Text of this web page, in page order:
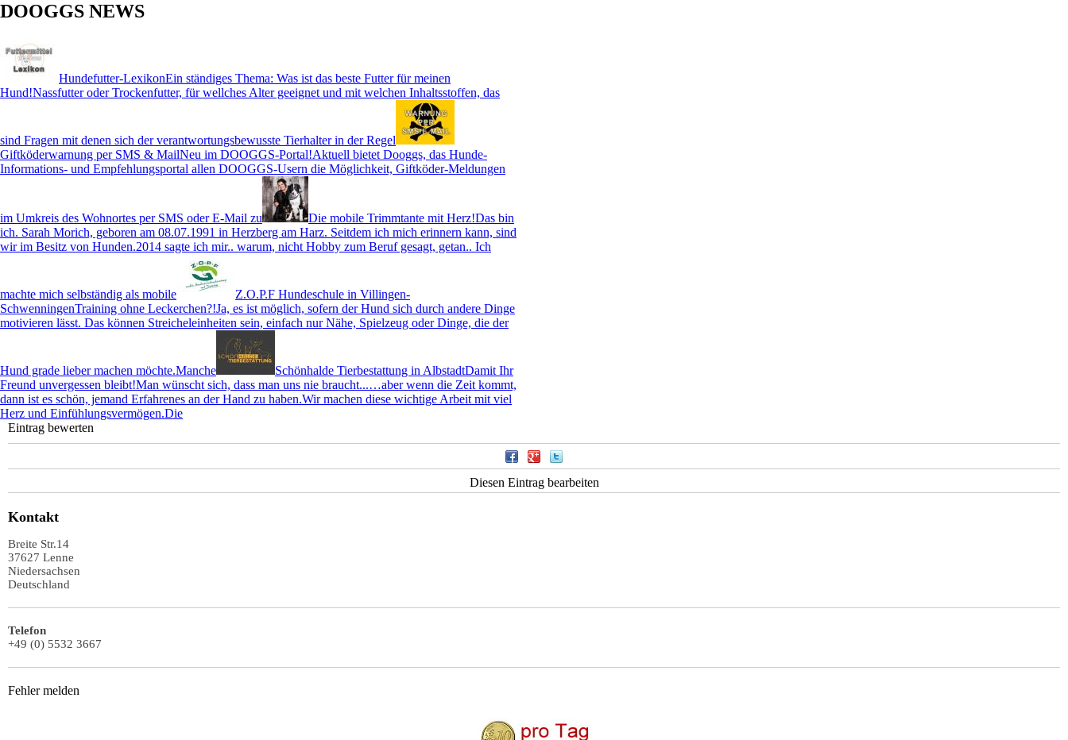
DOOGGS NEWS
Hundefutter-LexikonEin ständiges Thema: Was ist das beste Futter für meinen
Hund!Nassfutter oder Trockenfutter, für wellches Alter geeignet und mit welchen Inhaltsstoffen, das
sind Fragen mit denen sich der verantwortungsbewusste Tierhalter in der Regel
Giftköderwarnung per SMS & MailNeu im DOOGGS-Portal!Aktuell bietet Dooggs, das Hunde-
Informations- und Empfehlungsportal allen DOOGGS-Usern die Möglichkeit, Giftköder-Meldungen
im Umkreis des Wohnortes per SMS oder E-Mail zu Die mobile Trimmtante mit Herz!Das bin
ich. Sarah Morich, geboren am 08.07.1991 in Herzberg am Harz. Seitdem ich mich erinnern kann, sind
wir im Besitz von Hunden.2014 sagte ich mir.. warum, nicht Hobby zum Beruf gesagt, getan.. Ich
machte mich selbständig als mobile
Z.O.P.F Hundeschule in Villingen-
SchwenningenTraining ohne Leckerchen?!Ja, es ist möglich, sofern der Hund sich durch andere Dinge
motivieren lässt. Das können Streicheleinheiten sein, einfach nur Nähe, Spielzeug oder Dinge, die der
Hund grade lieber machen möchte.Manche Schönhalde Tierbestattung in AlbstadtDamit Ihr
Freund unvergessen bleibt!Man wünscht sich, dass man uns nie braucht...…aber wenn die Zeit kommt,
dann ist es schön, jemand Erfahrenes an der Hand zu haben.Wir machen diese wichtige Arbeit mit viel
Herz und Einfühlungsvermögen.Die
Eintrag bewerten
Diesen Eintrag bearbeiten
Kontakt
Breite Str.14
37627 Lenne
Niedersachsen
Deutschland
Telefon
+49 (0) 5532 3667
Fehler melden